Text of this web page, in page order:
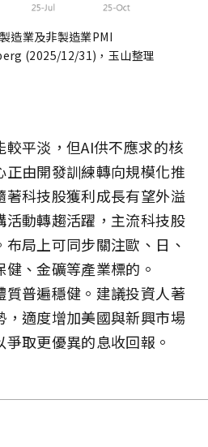
造業及非製造業PMI
(2025/12/31)，玉山整理
平淡，但AI供不應求的核
由開發訓練轉向規模化推
科技股獲利成長有望外溢
活動轉趨活躍，主流科技股
局上可同步關注歐、日、
、金礦等產業標的。
普遍穩健。建議投資人著
，適度增加美國與新興市場
取更優異的息收回報。